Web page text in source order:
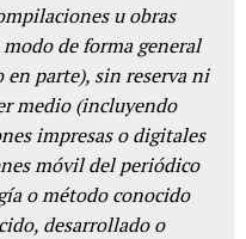
u obras
de forma general
parte), sin reserva ni
medio (incluyendo
impresas o digitales
móvil del periódico
o método conocido
desarrollado o